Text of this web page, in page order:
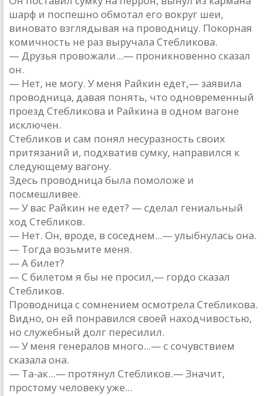
шарф и поспешно обмотал его вокруг шеи,
виновато взглядывая на проводницу. Покорная
комичность не раз выручала Стебликова.
— Друзья провожали...— проникновенно сказал
он.
— Нет, не могу. У меня Райкин едет,— заявила
проводница, давая понять, что одновременный
проезд Стебликова и Райкина в одном вагоне
исключен.
Стебликов и сам понял несуразность своих
притязаний и, подхватив сумку, направился к
следующему вагону.
Здесь проводница была помоложе и
посмешливее.
— У вас Райкин не едет? — сделал гениальный
ход Стебликов.
— Нет. Он, вроде, в соседнем...— улыбнулась она.
— Тогда возьмите меня.
— А билет?
— С билетом я бы не просил,— гордо сказал
Стебликов.
Проводница с сомнением осмотрела Стебликова.
Видно, он ей понравился своей находчивостью,
но служебный долг пересилил.
— У меня генералов много...— с сочувствием
сказала она.
— Та-ак...— протянул Стебликов.— Значит,
простому человеку уже...